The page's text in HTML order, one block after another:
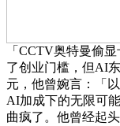
「CCTV奥特曼偷
了创业门槛，但AI
元，他曾婉言：「
AI加成下的无限可
曲疯了。他曾经起